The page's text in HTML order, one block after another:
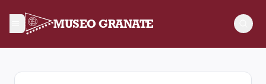
MUSEO GRANATE
Fecha 22. Partido entre Lanús y River Plate disputado el